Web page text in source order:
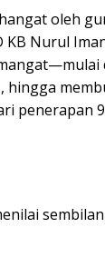
oleh
KB Nurul
penerapan